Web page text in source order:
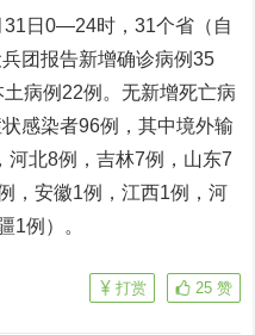
日0—24时，31个省（自
团报告新增确诊病例35
病例22例。无新增死亡病
感染者96例，其中境外输
河北8例，吉林7例，山东7
，安徽1例，江西1例，河
1例）。
25 赞
打赏